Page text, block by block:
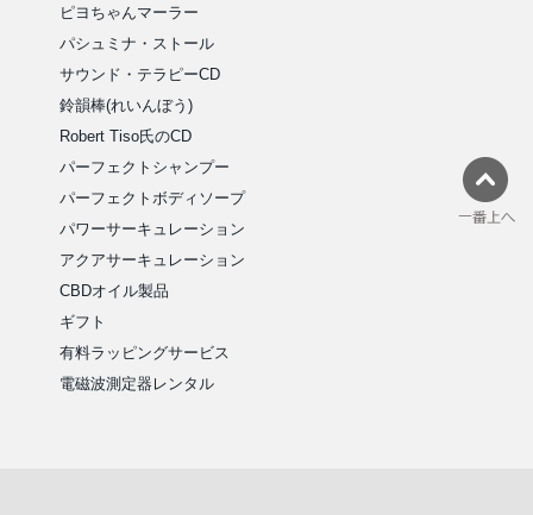
ピヨちゃんマーラー
パシュミナ・ストール
サウンド・テラピーCD
鈴韻棒(れいんぼう)
Robert Tiso氏のCD
パーフェクトシャンプー
パーフェクトボディソープ
パワーサーキュレーション
アクアサーキュレーション
CBDオイル製品
ギフト
有料ラッピングサービス
電磁波測定器レンタル